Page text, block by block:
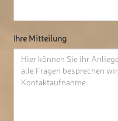
Ihre Mitteilung